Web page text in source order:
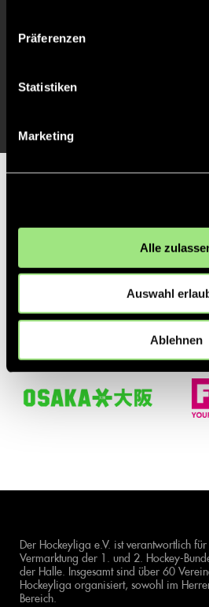
Präferenzen
Statistiken
Marketing
Alle
Auswahl
Ablehnen
2' TOR 2:0, FELDTOR
1'
Der Hockeyliga e.V. ist verantwortlich
Vermarktung der 1. und 2. Hockey-
der Halle. Insgesamt sind über 60
Hockeyliga organisiert, sowohl im
Bereich.